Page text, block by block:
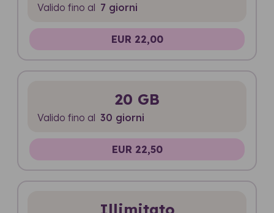
Valido fino al 7 giorni
EUR 22,00
20 GB
Valido fino al 30 giorni
EUR 22,50
Illimitato